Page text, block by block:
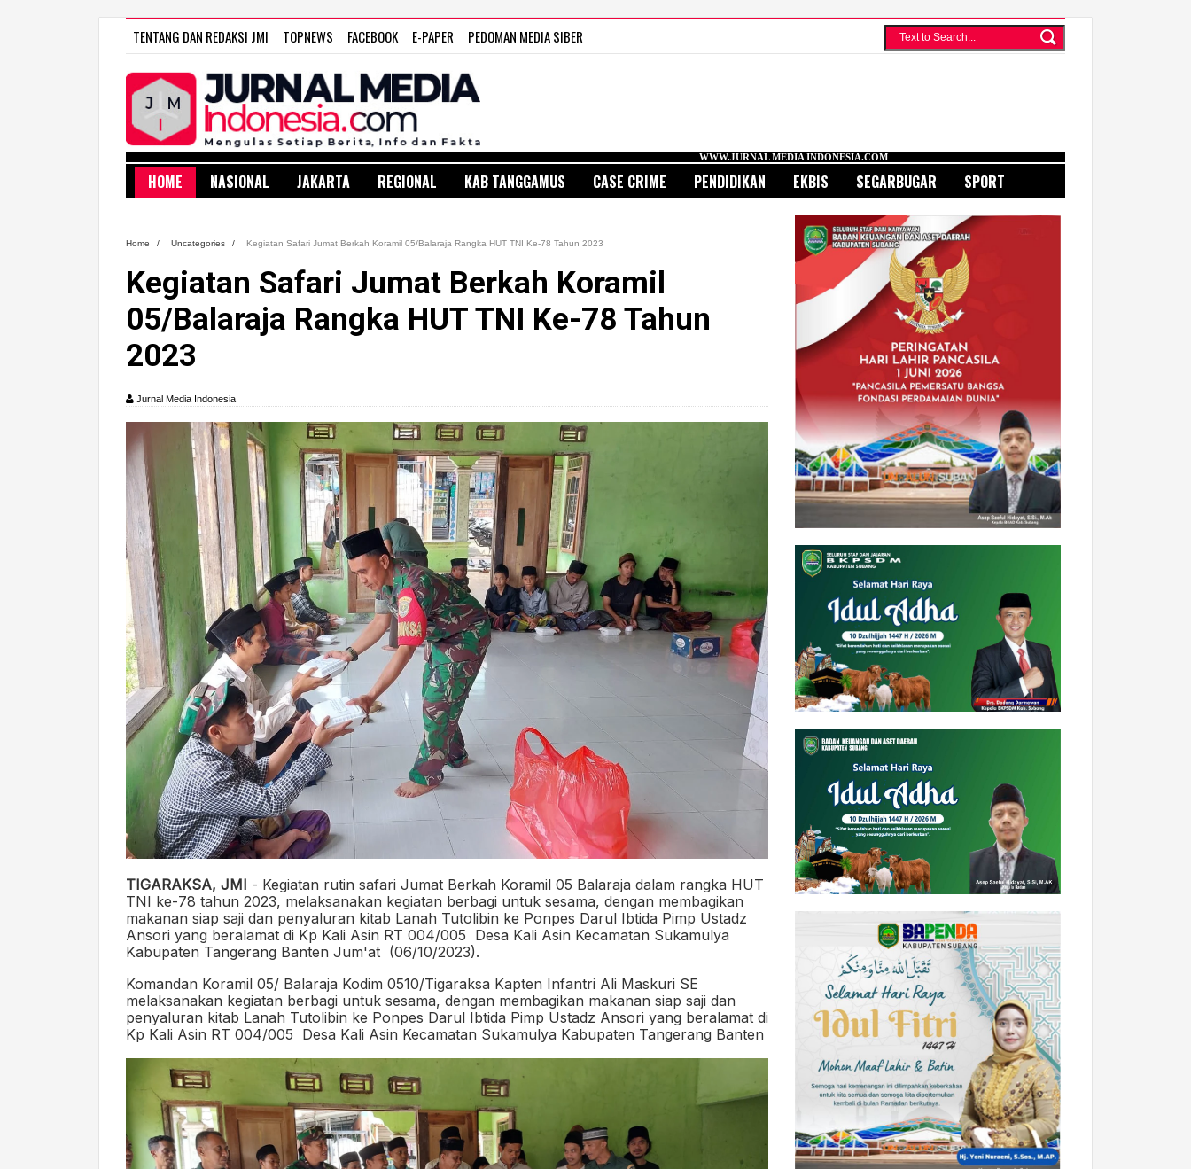
TENTANG DAN REDAKSI JMI TOPNEWS FACEBOOK E-PAPER PEDOMAN MEDIA SIBER
WWW.JURNAL MEDIA INDONESIA.COM
HOME NASIONAL JAKARTA REGIONAL KAB TANGGAMUS CASE CRIME PENDIDIKAN EKBIS SEGARBUGAR SPORT
Home / Uncategories / Kegiatan Safari Jumat Berkah Koramil 05/Balaraja Rangka HUT TNI Ke-78 Tahun 2023
Kegiatan Safari Jumat Berkah Koramil
05/Balaraja Rangka HUT TNI Ke-78 Tahun
2023
Jurnal Media Indonesia
TIGARAKSA, JMI - Kegiatan rutin safari Jumat Berkah Koramil 05 Balaraja dalam rangka HUT
TNI ke-78 tahun 2023, melaksanakan kegiatan berbagi untuk sesama, dengan membagikan
makanan siap saji dan penyaluran kitab Lanah Tutolibin ke Ponpes Darul Ibtida Pimp Ustadz
Ansori yang beralamat di Kp Kali Asin RT 004/005 Desa Kali Asin Kecamatan Sukamulya
Kabupaten Tangerang Banten Jum'at (06/10/2023).
Komandan Koramil 05/ Balaraja Kodim 0510/Tigaraksa Kapten Infantri Ali Maskuri SE
melaksanakan kegiatan berbagi untuk sesama, dengan membagikan makanan siap saji dan
penyaluran kitab Lanah Tutolibin ke Ponpes Darul Ibtida Pimp Ustadz Ansori yang beralamat di
Kp Kali Asin RT 004/005 Desa Kali Asin Kecamatan Sukamulya Kabupaten Tangerang Banten